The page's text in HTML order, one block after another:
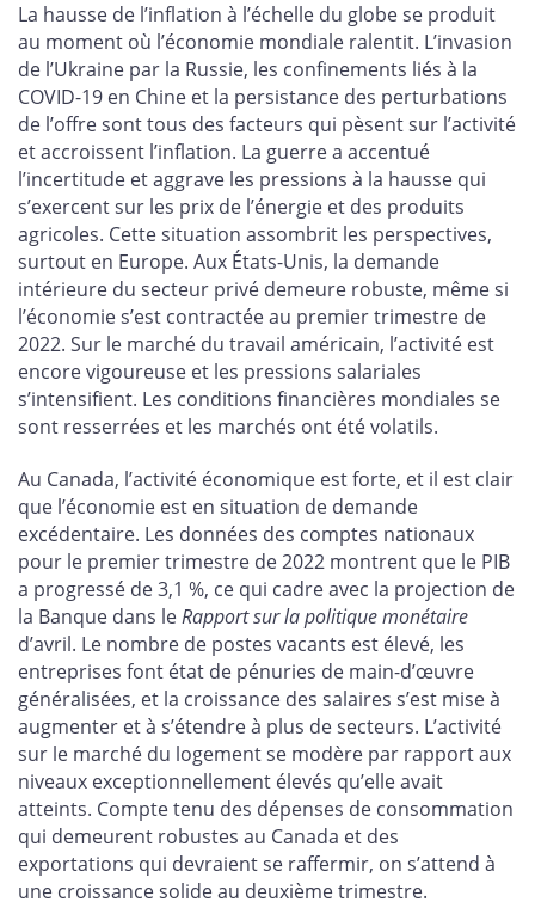
La hausse de l’inflation à l’échelle du globe se produit
au moment où l’économie mondiale ralentit. L’invasion
de l’Ukraine par la Russie, les confinements liés à la
COVID-19 en Chine et la persistance des perturbations
de l’offre sont tous des facteurs qui pèsent sur l’activité
et accroissent l’inflation. La guerre a accentué
l’incertitude et aggrave les pressions à la hausse qui
s’exercent sur les prix de l’énergie et des produits
agricoles. Cette situation assombrit les perspectives,
surtout en Europe. Aux États-Unis, la demande
intérieure du secteur privé demeure robuste, même si
l’économie s’est contractée au premier trimestre de
2022. Sur le marché du travail américain, l’activité est
encore vigoureuse et les pressions salariales
s’intensifient. Les conditions financières mondiales se
sont resserrées et les marchés ont été volatils.
Au Canada, l’activité économique est forte, et il est clair
que l’économie est en situation de demande
excédentaire. Les données des comptes nationaux
pour le premier trimestre de 2022 montrent que le PIB
a progressé de 3,1 %, ce qui cadre avec la projection de
la Banque dans leRapport sur la politique monétaire
d’avril. Le nombre de postes vacants est élevé, les
entreprises font état de pénuries de main-d’œuvre
généralisées, et la croissance des salaires s’est mise à
augmenter et à s’étendre à plus de secteurs. L’activité
sur le marché du logement se modère par rapport aux
niveaux exceptionnellement élevés qu’elle avait
atteints. Compte tenu des dépenses de consommation
qui demeurent robustes au Canada et des
exportations qui devraient se raffermir, on s’attend à
une croissance solide au deuxième trimestre.